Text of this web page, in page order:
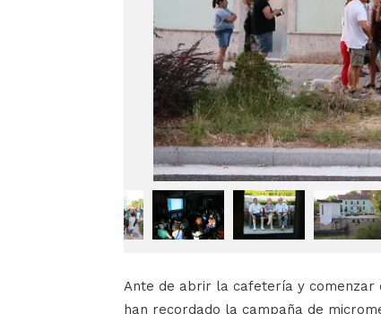
Ante de abrir la cafetería y comenzar
han recordado la campaña de